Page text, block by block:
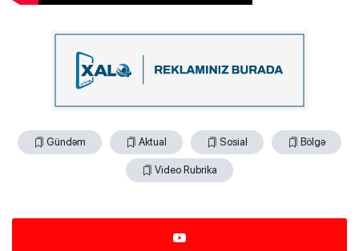
Gündəm Aktual Sosial Bölgə
Video Rubrika